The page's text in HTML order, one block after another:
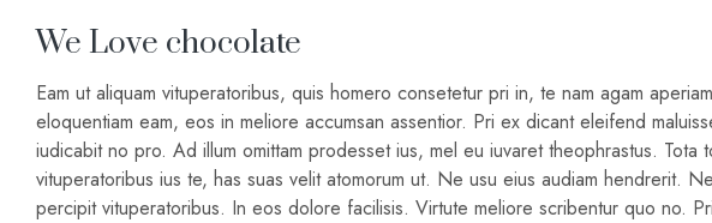
We Love chocolate
Eam ut aliquam vituperatoribus, quis homero consetetur pri in, te nam agam
eloquentiam eam, eos in meliore accumsan assentior. Pri ex dicant eleifend
iudicabit no pro. Ad illum omittam prodesset ius, mel eu iuvaret theophrastus. Tota
vituperatoribus ius te, has suas velit atomorum ut. Ne usu eius audiam hendrerit.
percipit vituperatoribus. In eos dolore facilisis. Virtute meliore scribentur quo no.